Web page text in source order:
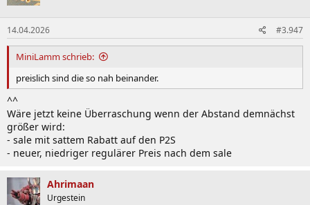
14.04.2026 #3.947
MiniLamm schrieb:
preislich sind die so nah beinander.
^^
Wäre jetzt keine Überraschung wenn der Abstand demnächst
größer wird:
- sale mit sattem Rabatt auf den P2S
- neuer, niedriger regulärer Preis nach dem sale
Ahrimaan
Urgestein